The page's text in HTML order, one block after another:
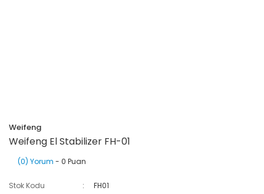
Weifeng
Weifeng El Stabilizer FH-01
(0) Yorum - 0 Puan
Stok Kodu
FH01